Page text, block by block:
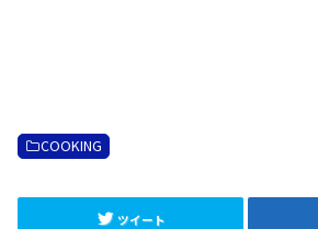
COOKING
ツイート